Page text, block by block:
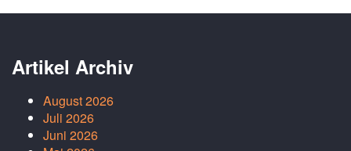
Artikel Archiv
August 2026
Juli 2026
Juni 2026